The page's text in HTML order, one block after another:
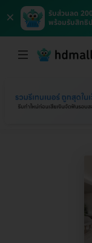
×
รับส่วนลด
พร้อมรับสิทธิ